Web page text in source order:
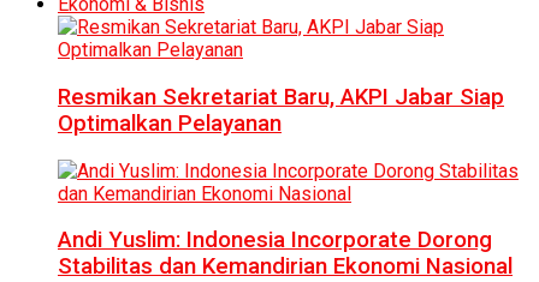
Resmikan Sekretariat Baru, AKPI Jabar Siap
Optimalkan Pelayanan
Andi Yuslim: Indonesia Incorporate Dorong
Stabilitas dan Kemandirian Ekonomi Nasional